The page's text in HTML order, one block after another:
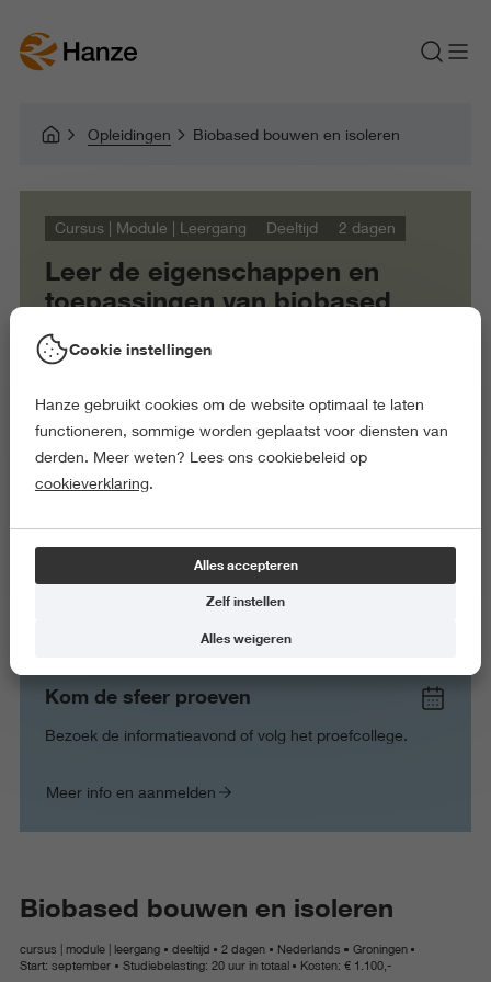
Opleidingen Biobased bouwen en isoleren
Leer de eigenschappen en
toepassingen van biobased
materialen in nieuwbouw en
renovatie
Cursus | Module | Leergang Deeltijd 2 dagen
e.v.hondebrink@pl.hanze.nl
Kom de sfeer proeven
Bezoek de informatieavond of volg het proefcollege.
Meer info en aanmelden
Biobased bouwen en isoleren
cursus | module | leergang deeltijd 2 dagen Nederlands
Groningen
Start: september
Studiebelasting: 20 uur in totaal Kosten: € 1.100,-
Cookie instellingen
Hanze gebruikt cookies om de website optimaal te laten
functioneren, sommige worden geplaatst voor diensten van
derden. Meer weten? Lees ons cookiebeleid op
cookieverklaring.
Alles accepteren
Zelf instellen
Alles weigeren